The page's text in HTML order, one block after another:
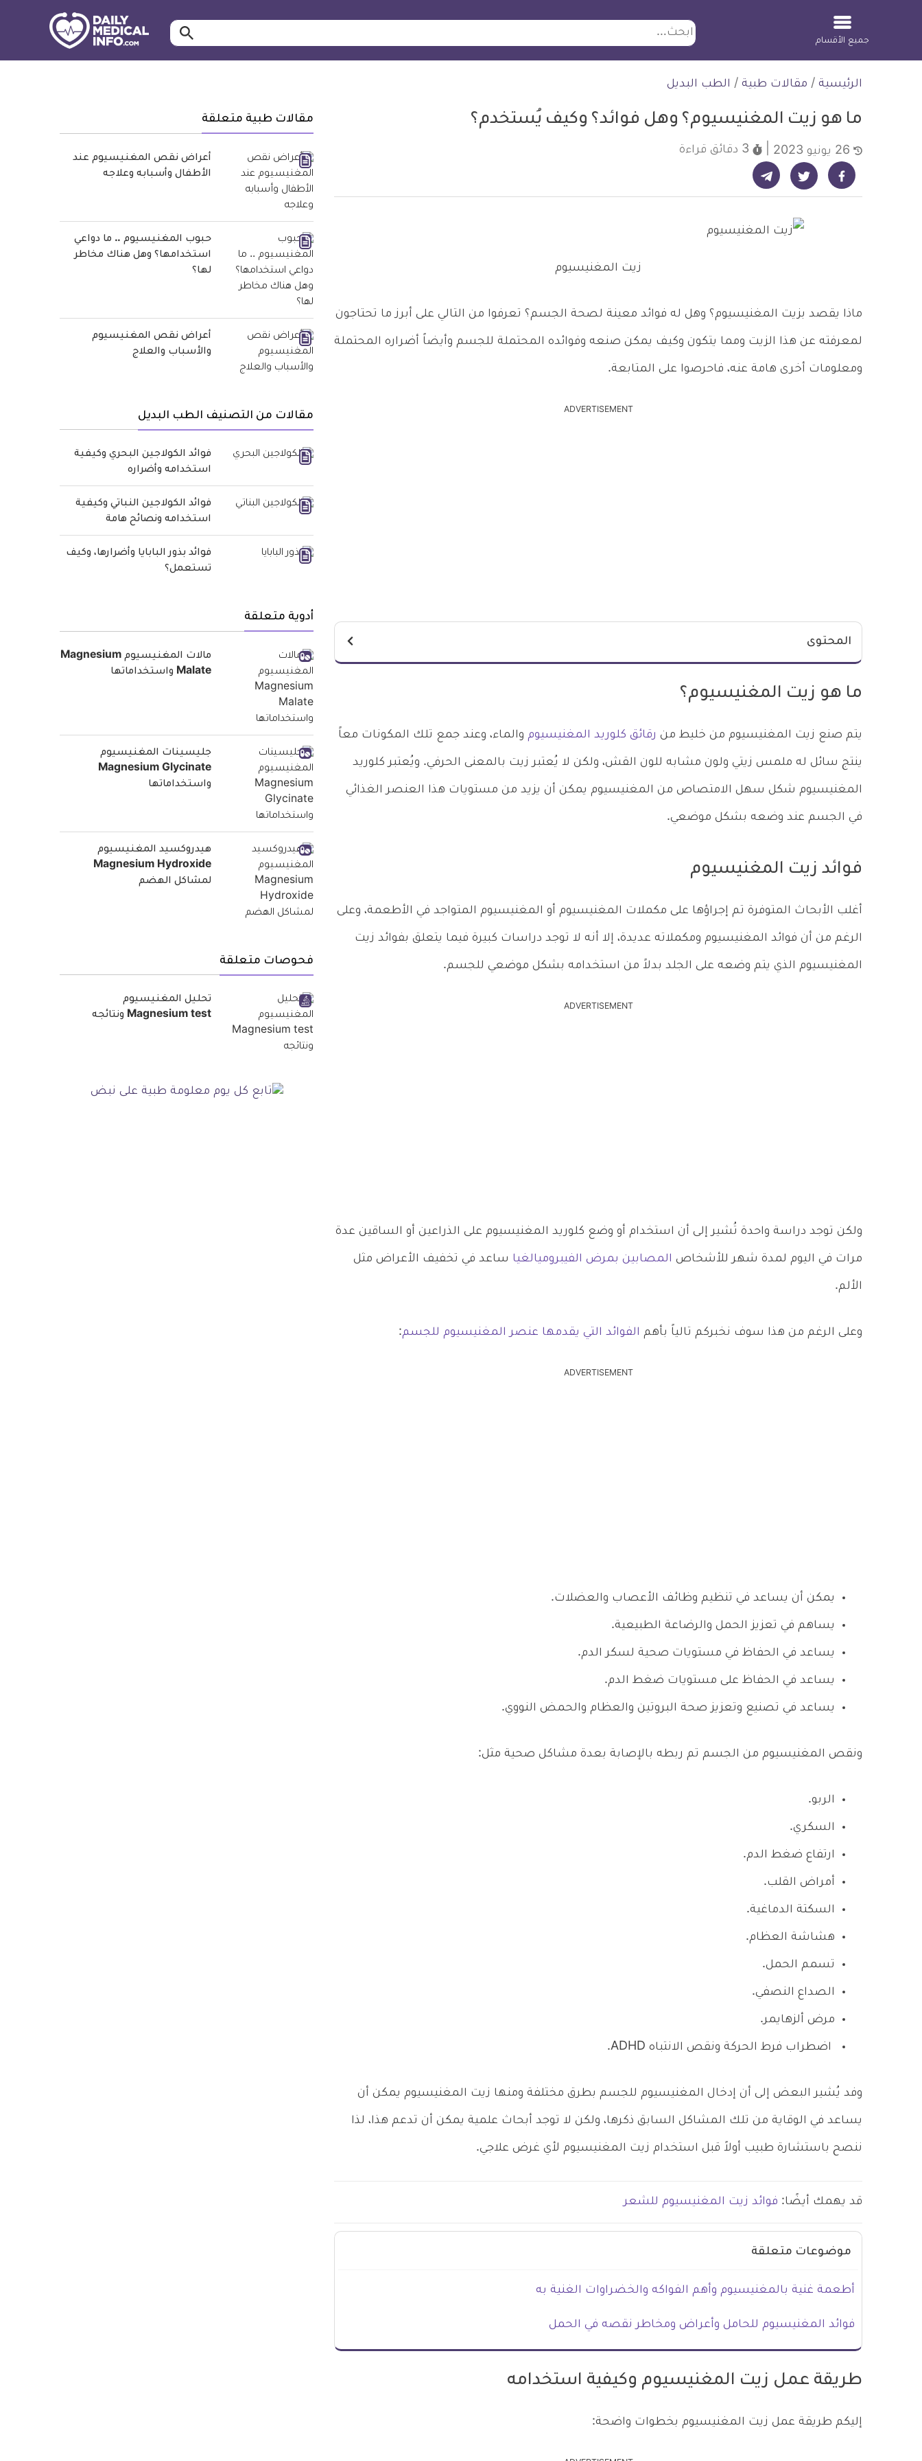
ابحث ابحث…
جميع الأقسام
الرئيسية / مقالات طبية / الطب البديل
ما هو زيت المغنيسيوم؟ وهل فوائد؟ وكيف يُستخدم؟
3 دقائق قراءة
شارك على فيسبوك - ديلي ميديكال انفو شارك على تويتر - ديلي ميديكال انفو شارك على تيليجرام - ديلي ميديكال انفو
زيت المغنيسيوم
ماذا يقصد بزيت المغنيسيوم؟ وهل له فوائد معينة لصحة الجسم؟ تعرفوا من التالي على أبرز ما تحتاجون
لمعرفته عن هذا الزيت ومما يتكون وكيف يمكن صنعه وفوائده المحتملة للجسم وأيضاً أضراره المحتملة
ومعلومات أخرى هامة عنه، فاحرصوا على المتابعة.
ADVERTISEMENT
المحتوى
ما هو زيت المغنيسيوم؟
يتم صنع زيت المغنيسيوم من خليط من رقائق كلوريد المغنيسيوم والماء، وعند جمع تلك المكونات معاً
ينتج سائل له ملمس زيتي ولون مشابه للون القش، ولكن لا يُعتبر زيت بالمعنى الحرفي. ويُعتبر كلوريد
المغنيسيوم شكل سهل الامتصاص من المغنيسيوم يمكن أن يزيد من مستويات هذا العنصر الغذائي
في الجسم عند وضعه بشكل موضعي.
فوائد زيت المغنيسيوم
أغلب الأبحاث المتوفرة تم إجراؤها على مكملات المغنيسيوم أو المغنيسيوم المتواجد في الأطعمة، وعلى
الرغم من أن فوائد المغنيسيوم ومكملاته عديدة، إلا أنه لا توجد دراسات كبيرة فيما يتعلق بفوائد زيت
المغنيسيوم الذي يتم وضعه على الجلد بدلاً من استخدامه بشكل موضعي للجسم.
ADVERTISEMENT
ولكن توجد دراسة واحدة تُشير إلى أن استخدام أو وضع كلوريد المغنيسيوم على الذراعين أو الساقين عدة
مرات في اليوم لمدة شهر للأشخاص المصابين بمرض الفيبروميالغيا ساعد في تخفيف الأعراض مثل
الألم.
وعلى الرغم من هذا سوف نخبركم تالياً بأهم الفوائد التي يقدمها عنصر المغنيسيوم للجسم:
ADVERTISEMENT
يمكن أن يساعد في تنظيم وظائف الأعصاب والعضلات.
يساهم في تعزيز الحمل والرضاعة الطبيعية.
يساعد في الحفاظ في مستويات صحية لسكر الدم.
يساعد في الحفاظ على مستويات ضغط الدم.
يساعد في تصنيع وتعزيز صحة البروتين والعظام والحمض النووي.
ونقص المغنيسيوم من الجسم تم ربطه بالإصابة بعدة مشاكل صحية مثل:
الربو.
السكري.
ارتفاع ضغط الدم.
أمراض القلب.
السكتة الدماغية.
هشاشة العظام.
تسمم الحمل.
الصداع النصفي.
مرض ألزهايمر.
اضطراب فرط الحركة ونقص الانتباه ADHD.
وفد يُشير البعض إلى أن إدخال المغنيسيوم للجسم بطرق مختلفة ومنها زيت المغنيسيوم يمكن أن
يساعد في الوقاية من تلك المشاكل السابق ذكرها، ولكن لا توجد أبحاث علمية يمكن أن تدعم هذا، لذا
ننصح باستشارة طبيب أولاً قبل استخدام زيت المغنيسيوم لأي غرض علاجي.
قد يهمك أيضًا: فوائد زيت المغنيسيوم للشعر
موضوعات متعلقة
أطعمة غنية بالمغنيسيوم وأهم الفواكه والخضراوات الغنية به
فوائد المغنيسيوم للحامل وأعراض ومخاطر نقصه في الحمل
طريقة عمل زيت المغنيسيوم وكيفية استخدامه
إليكم طريقة عمل زيت المغنيسيوم بخطوات واضحة:
مقالات طبية متعلقة
أعراض نقص المغنيسيوم عند
الأطفال وأسبابه وعلاجه
حبوب المغنيسيوم .. ما دواعي
استخدامها؟ وهل هناك مخاطر
لها؟
أعراض نقص المغنيسيوم
والأسباب والعلاج
مقالات من التصنيف الطب البديل
فوائد الكولاجين البحري وكيفية
استخدامه وأضراره
فوائد الكولاجين النباتي وكيفية
استخدامه ونصائح هامة
فوائد بذور البابايا وأضرارها، وكيف
تستعمل؟
أدوية متعلقة
مالات المغنيسيوم Magnesium
Malate واستخداماتها
جليسينات المغنيسيوم
Magnesium Glycinate
واستخداماتها
هيدروكسيد المغنيسيوم
Magnesium Hydroxide
لمشاكل الهضم
فحوصات متعلقة
تحليل المغنيسيوم
Magnesium test ونتائجه